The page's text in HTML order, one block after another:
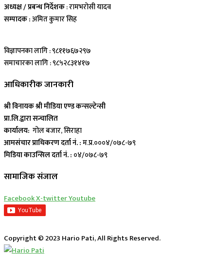
अध्यक्ष / प्रबन्ध निर्देशक: रामभरोसी यादव
सम्पादक :अमित कुमार सिह
विज्ञापनका लागि : ९८११७६७२९७
समाचारका लागि : ९८५२८३१४१७
आधिकारीक जानकारी
श्री विनायक श्री मीडिया एण्ड कन्सल्टेन्सी
प्रा.लि.द्वारा सन्चालित
कार्यालय: गोल बजार, सिराहा
आमसंचार प्राधिकरण दर्ता नं. :म.प्र.०००४/०७८-७९
मिडिया काउन्सिल दर्ता नं. : ०४/०७८-७९
सामाजिक संजाल
FacebookX-twitterYoutube
Copyright © 2023 Hario Pati, All Rights Reserved.